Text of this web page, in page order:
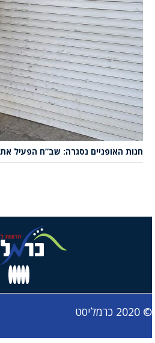
חנות האופניים נסגרה: שב”ח הפעיל
© 2020 כרמליסט